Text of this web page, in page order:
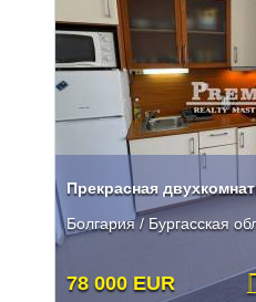
Болгария / Бургасская
78 000 EUR